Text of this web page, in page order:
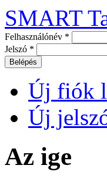
SMART
Felhasználónév *
Jelszó *
Új fiók
Új
Az ige